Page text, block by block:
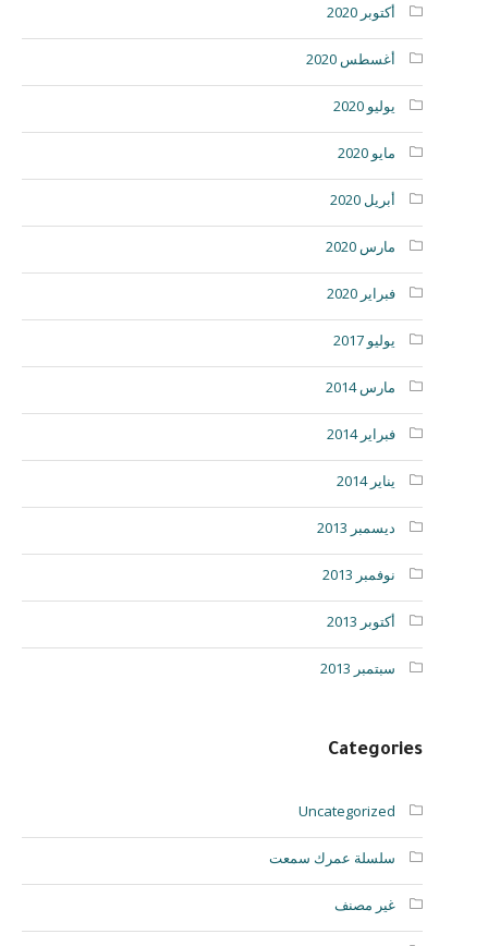
أكتوبر 2020
أغسطس 2020
يوليو 2020
مايو 2020
أبريل 2020
مارس 2020
فبراير 2020
يوليو 2017
مارس 2014
فبراير 2014
يناير 2014
ديسمبر 2013
نوفمبر 2013
أكتوبر 2013
سبتمبر 2013
Categories
Uncategorized
سلسلة عمرك سمعت
غير مصنف